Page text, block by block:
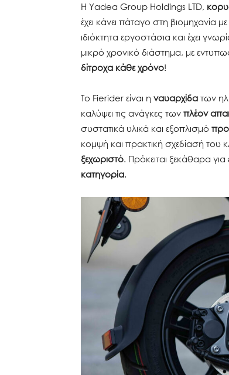
Η Yadea Group Holdings LTD,
έχει κάνει πάταγο στη βιομηχανία με
ιδιόκτητα εργοστάσια και έχει
μικρό χρονικό διάστημα, με
δίτροχα κάθε χρόνο!
To Fierider είναι η ναυαρχίδα των
καλύψει τις ανάγκες των πλέον
συστατικά υλικά και εξοπλισμό
κομψή και πρακτική σχεδίασή του
ξεχωριστό. Πρόκειται ξεκάθαρα
κατηγορία.